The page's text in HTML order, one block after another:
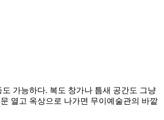
가능하다. 복도 창가나 틈새 공간도 그냥
열고 옥상으로 나가면 무이예술관의 바깥